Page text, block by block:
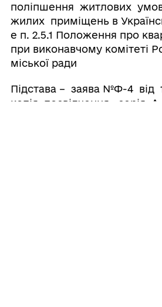
поліпшення житлових
жилих приміщень в
е п. 2.5.1 Положення про
при виконавчому комітеті
міської ради
Підстава – заява №Ф-4 від
копія посвідчення серія